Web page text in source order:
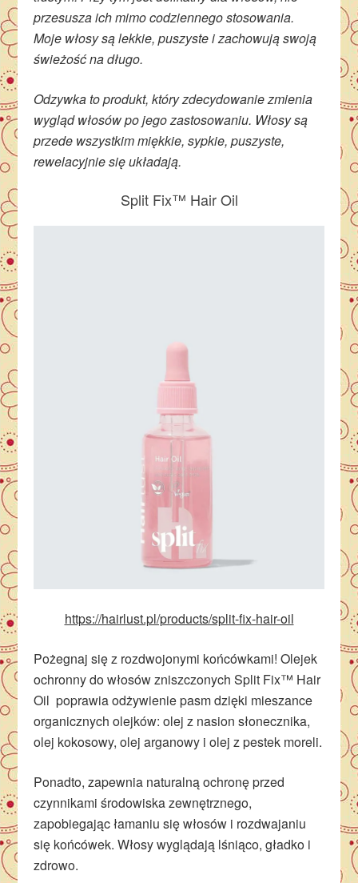
przesusza ich mimo codziennego stosowania.
Moje włosy są lekkie, puszyste i zachowują swoją
świeżość na długo.
Odzywka to produkt, który zdecydowanie zmienia
wygląd włosów po jego zastosowaniu. Włosy są
przede wszystkim miękkie, sypkie, puszyste,
rewelacyjnie się układają.
Split Fix™ Hair Oil
https://hairlust.pl/products/split-fix-hair-oil
Pożegnaj się z rozdwojonymi końcówkami! Olejek
ochronny do włosów zniszczonychSplit Fix™ Hair
Oil poprawia odżywienie pasm dzięki mieszance
organicznych olejków: olej z nasion słonecznika,
olej kokosowy, olej arganowy i olej z pestek moreli.
Ponadto, zapewnia naturalną ochronę przed
czynnikami środowiska zewnętrznego,
zapobiegając łamaniu się włosów i rozdwajaniu
się końcówek. Włosy wyglądają lśniąco, gładko i
zdrowo.